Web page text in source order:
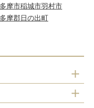
多摩市稲城市羽村市
摩郡日の出町